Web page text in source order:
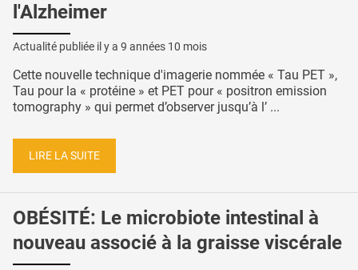
l'Alzheimer
Actualité publiée il y a 9 années 10 mois
Cette nouvelle technique d'imagerie nommée « Tau PET »,
Tau pour la « protéine » et PET pour « positron emission
tomography » qui permet d’observer jusqu’à l’ ...
LIRE LA SUITE
OBÉSITÉ: Le microbiote intestinal à
nouveau associé à la graisse viscérale